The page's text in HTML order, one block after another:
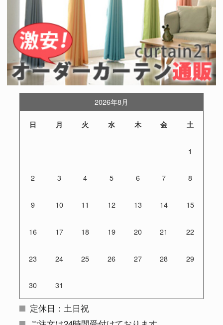
2026年8月
日 月 火 水 木 金 土
1
2 3 4 5 6 7 8
9 10 11 12 13 14 15
16 17 18 19 20 21 22
23 24 25 26 27 28 29
30 31
定休日：土日祝